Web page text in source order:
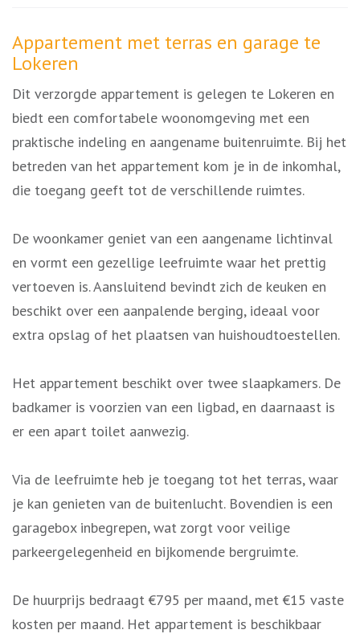
Omschrijving
Appartement met terras en garage te
Lokeren
Dit verzorgde appartement is gelegen te Lokeren en
biedt een comfortabele woonomgeving met een
praktische indeling en aangename buitenruimte. Bij het
betreden van het appartement kom je in de inkomhal,
die toegang geeft tot de verschillende ruimtes.
De woonkamer geniet van een aangename lichtinval
en vormt een gezellige leefruimte waar het prettig
vertoeven is. Aansluitend bevindt zich de keuken en
beschikt over een aanpalende berging, ideaal voor
extra opslag of het plaatsen van huishoudtoestellen.
Het appartement beschikt over twee slaapkamers. De
badkamer is voorzien van een ligbad, en daarnaast is
er een apart toilet aanwezig.
Via de leefruimte heb je toegang tot het terras, waar
je kan genieten van de buitenlucht. Bovendien is een
garagebox inbegrepen, wat zorgt voor veilige
parkeergelegenheid en bijkomende bergruimte.
De huurprijs bedraagt €795 per maand, met €15 vaste
kosten per maand. Het appartement is beschikbaar